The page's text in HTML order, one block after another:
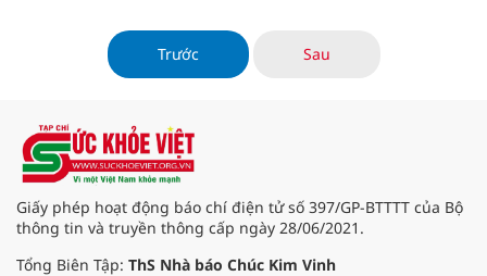
nam.
Trước
Sau
Giấy phép hoạt động báo chí điện tử số 397/GP-BTTTT của Bộ
thông tin và truyền thông cấp ngày 28/06/2021.
Tổng Biên Tập: ThS Nhà báo Chúc Kim Vinh